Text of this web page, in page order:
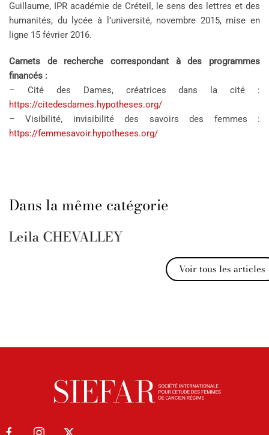
Guillaume, IPR académie de Créteil, le sens des lettres et des
humanités, du lycée à l’université, novembre 2015, mise en
ligne 15 février 2016.
Carnets de recherche correspondant à des programmes
financés :
– Cité des Dames, créatrices dans la cité :
https://citedesdames.hypotheses.org/
– Visibilité, invisibilité des savoirs des femmes :
https://femmesavoir.hypotheses.org/
Dans la même catégorie
Leila CHEVALLEY
Voir tous les articles